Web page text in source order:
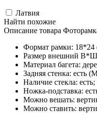
Латвия
Найти похожие
Описание товара
Формат рамки: 18*24
Размер внешний
Материал багета:
Задняя стенка: есть
Наличие стекла: есть;
Ножка-подставка:
Можно вешать:
Можно ставить: